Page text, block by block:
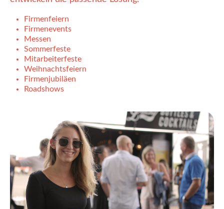
Firmenfeiern
Firmenevents
Messen
Sommerfeste
Mitarbeiterfeste
Weihnachtsfeiern
Firmenjubiläen
Roadshows